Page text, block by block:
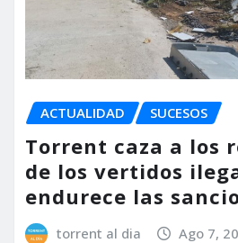
ACTUALIDAD SUCESOS
Torrent caza a los
de los vertidos
endurece las
torrent al dia Ago 7,